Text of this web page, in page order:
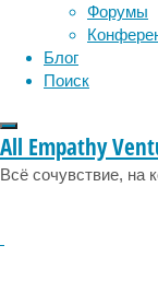
Форумы
Блог
Поиск
All Empathy
Всё сочувствие, на
С
такие
сон